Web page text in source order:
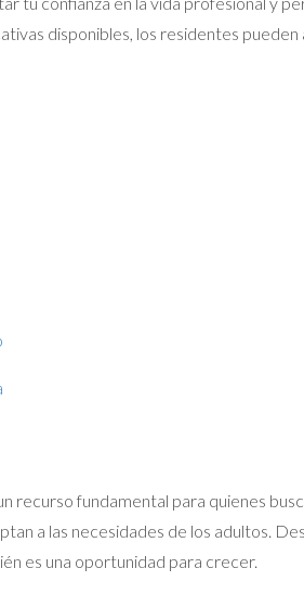
disponibles, los residentes
recurso fundamental para quienes
a las necesidades de los adultos.
es una oportunidad para crecer.